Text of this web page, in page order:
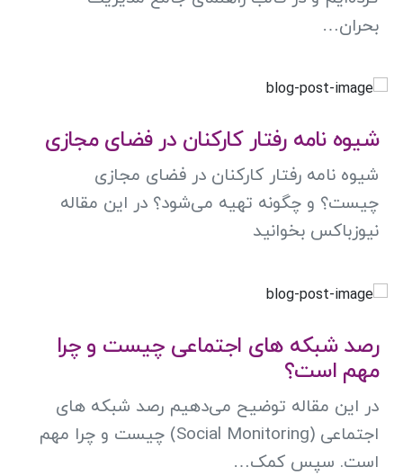
بحران…
شیوه‌ نامه رفتار کارکنان در فضای مجازی
شیوه‌ نامه رفتار کارکنان در فضای مجازی
چیست؟ و چگونه تهیه می‌شود؟ در این مقاله
نیوزباکس بخوانید
رصد شبکه های اجتماعی چیست و چرا
مهم است؟
در این مقاله توضیح می‌دهیم رصد شبکه های
اجتماعی (Social Monitoring) چیست و چرا مهم
است. سپس کمک…